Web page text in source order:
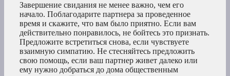
Завершение свидания не менее важно, чем его
начало. Поблагодарите партнера за проведенное
время и скажите, что вам было приятно. Если вам
действительно понравилось, не бойтесь это признать.
Предложите встретиться снова, если чувствуете
взаимную симпатию. Не стесняйтесь предложить
свою помощь, если ваш партнер живет далеко или
ему нужно добраться до дома общественным